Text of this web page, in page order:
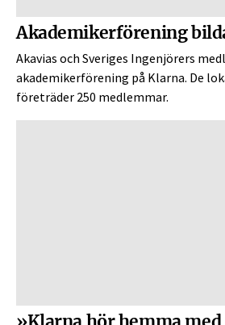
Akademikerförening
Akavias och Sveriges Ingenjörers
akademikerförening på Klarna. De
företräder 250 medlemmar.